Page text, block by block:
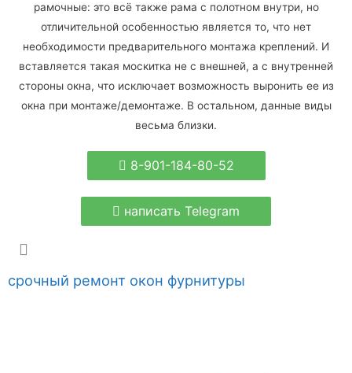
рамочные: это всё также рама с полотном внутри, но
отличительной особенностью является то, что нет
необходимости предварительного монтажа креплений. И
вставляется такая москитка не с внешней, а с внутренней
стороны окна, что исключает возможность выронить ее из
окна при монтаже/демонтаже. В остальном, данные виды
весьма близки.
8-901-184-80-52
написать Telegram
срочный ремонт окон фурнитуры